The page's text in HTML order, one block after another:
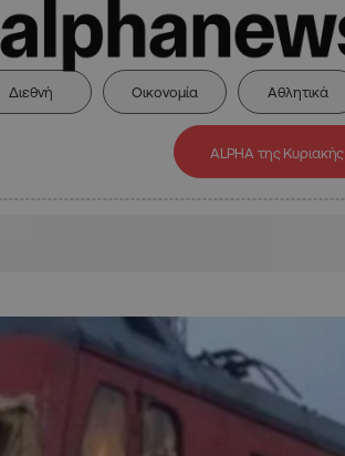
Διεθνή Οικονομία Αθλητικά
ALPHA της Κυριακής